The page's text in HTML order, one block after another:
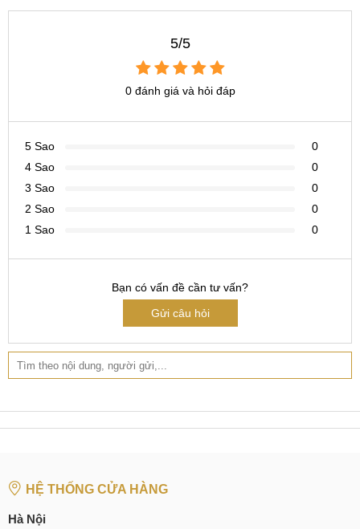
CN 4:123 Trần Quang Khải, Quận 1
602 Lê Hồng Phong, Quận 10
097.3333.602
CN 6:
Hotline:
Tìm kiếm liên quan khác
thay camera trước Oppo A7n giá bao nhiêu
thay camera sau Oppo A7n ở đâu
5/5
0 đánh giá và hỏi đáp
5 Sao
0
4 Sao
0
3 Sao
0
2 Sao
0
1 Sao
0
Bạn có vấn đề cần tư vấn?
Gửi câu hỏi
HỆ THỐNG CỬA HÀNG
Hà Nội